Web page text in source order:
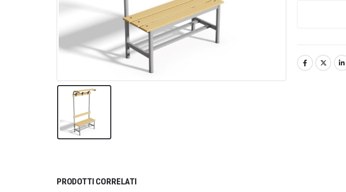
PRODOTTI CORRELATI